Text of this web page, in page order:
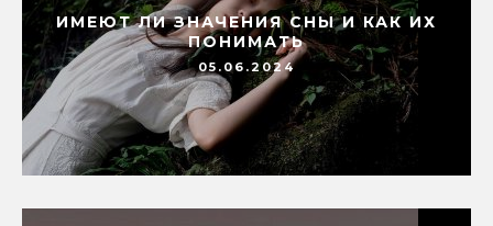
ИМЕЮТ ЛИ ЗНАЧЕНИЯ СНЫ И КАК ИХ
ПОНИМАТЬ
05.06.2024